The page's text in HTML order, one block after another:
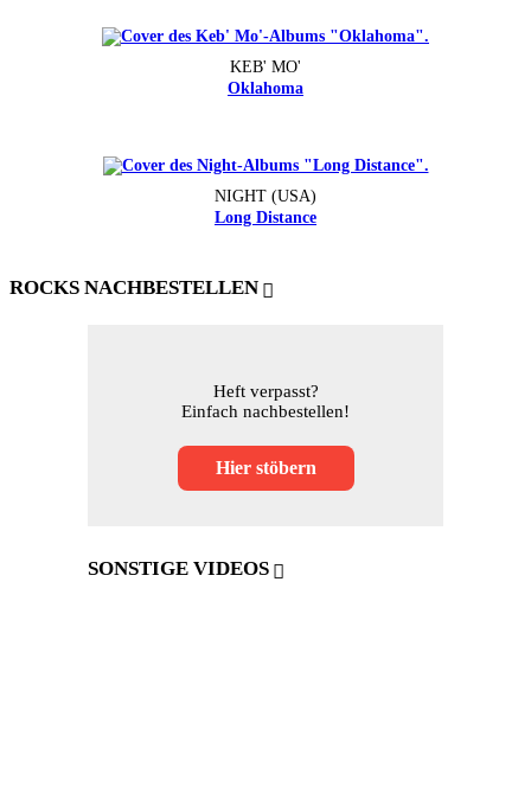
KEB' MO'
Oklahoma
NIGHT (USA)
Long Distance
ROCKS NACHBESTELLEN
Heft verpasst?
Einfach nachbestellen!
Hier stöbern
SONSTIGE VIDEOS